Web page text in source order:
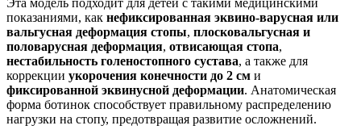
показаниями, как нефиксированная эквино-варусная или
вальгусная деформация стопы, плосковальгусная и
половарусная деформация, отвисающая стопа,
нестабильность голеностопного сустава, а также для
коррекции укорочения конечности до 2 см и
фиксированной эквинусной деформации. Анатомическая
форма ботинок способствует правильному распределению
нагрузки на стопу, предотвращая развитие осложнений.